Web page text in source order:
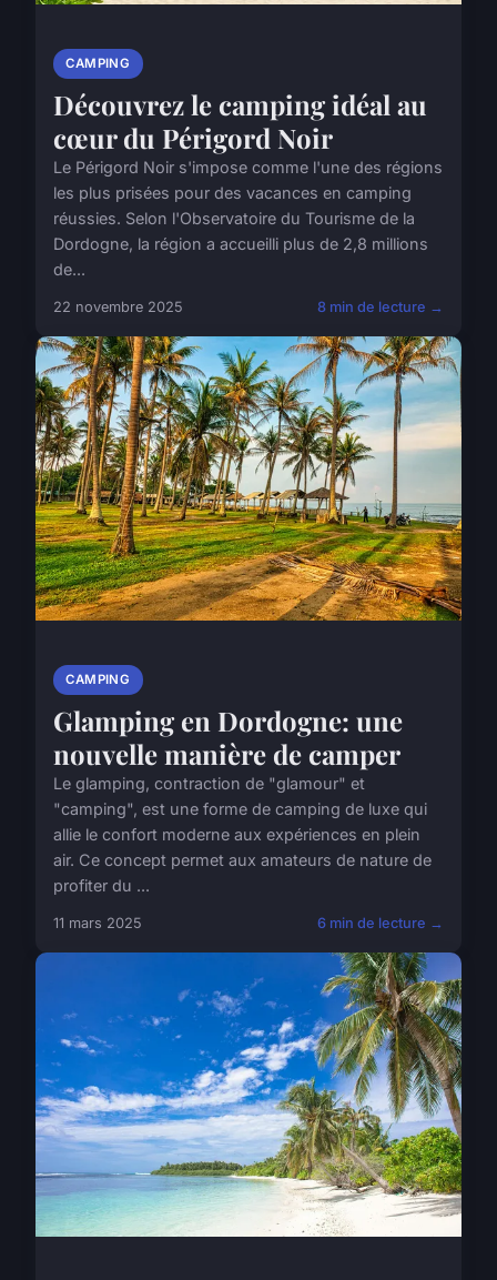
CAMPING
Découvrez le camping idéal au
cœur du Périgord Noir
Le Périgord Noir s'impose comme l'une des régions
les plus prisées pour des vacances en camping
réussies. Selon l'Observatoire du Tourisme de la
Dordogne, la région a accueilli plus de 2,8 millions
de...
22 novembre 2025 8 min de lecture →
CAMPING
Glamping en Dordogne: une
nouvelle manière de camper
Le glamping, contraction de "glamour" et
"camping", est une forme de camping de luxe qui
allie le confort moderne aux expériences en plein
air. Ce concept permet aux amateurs de nature de
profiter du ...
11 mars 2025 6 min de lecture →